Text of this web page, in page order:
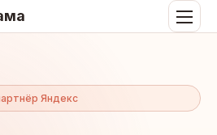
Яндекс